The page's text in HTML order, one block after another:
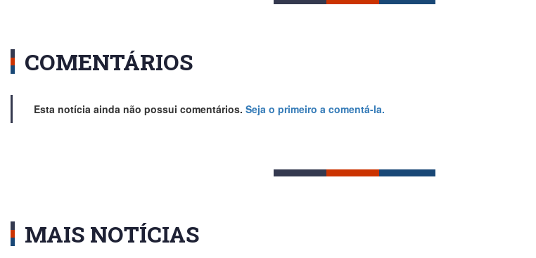
COMENTÁRIOS
Esta notícia ainda não possui comentários. Seja o primeiro a comentá-la.
MAIS NOTÍCIAS